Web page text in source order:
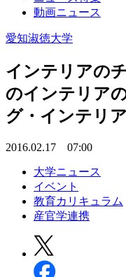
動画ニュース
愛知淑徳大学
インテリアの
のインテリア
グ・インテリ
2016.02.17 07:00
大学ニュース
イベント
教育カリキュラム
産官学連携